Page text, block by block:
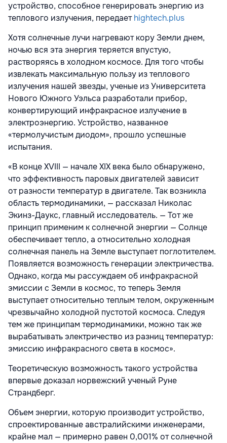
устройство, способное генерировать энергию из
теплового излучения, передаетhightech.plus
Хотя солнечные лучи нагревают кору Земли днем,
ночью вся эта энергия теряется впустую,
растворяясь в холодном космосе. Для того чтобы
извлекать максимальную пользу из теплового
излучения нашей звезды, ученые из Университета
Нового Южного Уэльса разработали прибор,
конвертирующий инфракрасное излучение в
электроэнергию. Устройство, названное
«термолучистым диодом», прошло успешные
испытания.
«В конце XVIII — начале XIX века было обнаружено,
что эффективность паровых двигателей зависит
от разности температур в двигателе. Так возникла
область термодинамики, — рассказал Николас
Экинз-Даукс, главный исследователь. — Тот же
принцип применим к солнечной энергии — Солнце
обеспечивает тепло, а относительно холодная
солнечная панель на Земле выступает поглотителем.
Появляется возможность генерации электричества.
Однако, когда мы рассуждаем об инфракрасной
эмиссии с Земли в космос, то теперь Земля
выступает относительно теплым телом, окруженным
чрезвычайно холодной пустотой космоса. Следуя
тем же принципам термодинамики, можно так же
вырабатывать электричество из разниц температур:
эмиссию инфракрасного света в космос».
Теоретическую возможность такого устройства
впервые доказал норвежский ученый Руне
Страндберг.
Объем энергии, которую производит устройство,
спроектированные австралийскими инженерами,
крайне мал — примерно равен 0,001% от солнечной